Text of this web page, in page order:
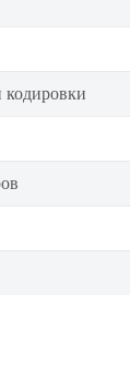
кодировки